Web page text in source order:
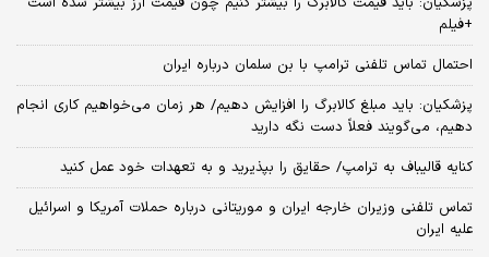
+فیلم
احتمال تماس تلفنی ترامپ با بن سلمان درباره ایران
پزشکیان: باید مبلغ کالابرگ را افزایش دهیم/ هر زمان می‌خواهیم کاری انجام
دهیم، می‌گویند فعلاً دست نگه دارید
کنایه قالیباف به ترامپ/ حقایق را بپذیرید و به تعهدات خود عمل کنید
تماس تلفنی وزیران خارجه ایران و موریتانی درباره حملات آمریکا و اسرائیل
علیه ایران